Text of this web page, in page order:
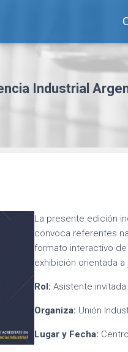
Industrial
La presente edición
convoca referentes
formato interactivo de
exhibición orientada
Rol: Asistente invitada.
Organiza: Unión
Lugar y Fecha: